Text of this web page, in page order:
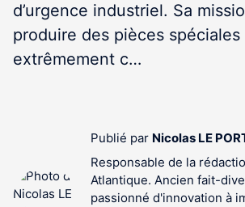
d’urgence industriel. Sa
produire des pièces
extrêmement c…
Publié par Nicolas LE
Responsable de la
Atlantique. Ancien fait-
passionné d'innovation à